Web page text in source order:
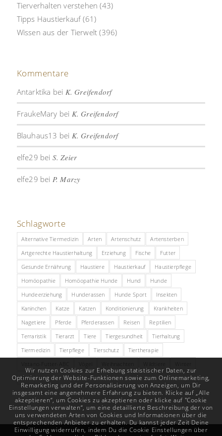
Tierverhalten verstehen (43)
Tipps Haustierkauf (61)
Wissen aus der Tierwelt (396)
Kommentare
Antarktika bei K. Greifendorf
FraukeMary bei K. Greifendorf
Blauhaus13 bei K. Greifendorf
elfe29 bei S. Zeier
elfe29 bei P. Marzy
Schlagworte
Alternative Tiermedizin Arten Artenschutz
Artensterben
Artgerechte Haustierhaltung
Erziehung Fische
Futter
Gesunde Ernährung
Haustiere Haustierkauf
Haustierpflege
Homöopathie
Homöopathie Hunde Hund
Hunde
Hundeerziehung
Hunderassen Hunde Sport
Insekten
Kaninchen
Katze Katzen Konditionierung
Krankheiten
Nagetiere
Pferde Pferderassen Reisen
Reptilien
Terraristik
Tierarzt Tiere Tiergesundheit
Tierhaltung
Tiermedizin
Tierpflege Tierschutz
Tiertherapie
Zoo
Wir nutzen Cookies zur Erhebung statistischer Daten, zur
Optimierung der Website-Funktionen sowie zum Onlinemarketing,
Remarketing und der Personalisierung von Anzeigen, um Dir
insgesamt eine angenehmere Erfahrung zu bieten. Klicke auf „Alle
akzeptieren“, um Cookies zu akzeptieren oder klicke auf "Cookie
Einstellungen verwalten“, um eine detaillierte Beschreibung der von
uns verwendeten Arten von Cookies und Informationen über die
entsprechenden Anbieter zu erhalten. Du kannst jeder Zeit Deine
Einwilligung widerrufen, indem Du die Cookie Einstellungen über